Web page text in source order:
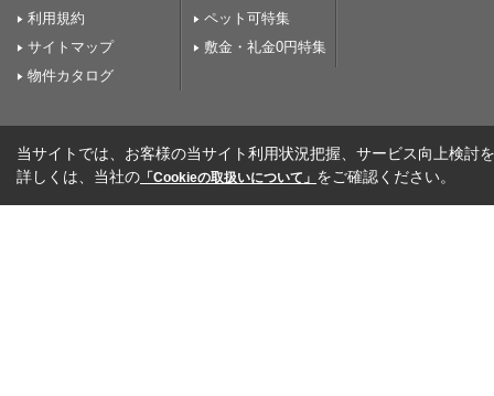
利用規約
サイトマップ
物件カタログ
ペット可特集
敷金・礼金0円特集
当サイトでは、お客様の当サイト利用状況把握、サービス向上検討
詳しくは、当社の 「Cookieの取扱いについて」 をご確認ください。